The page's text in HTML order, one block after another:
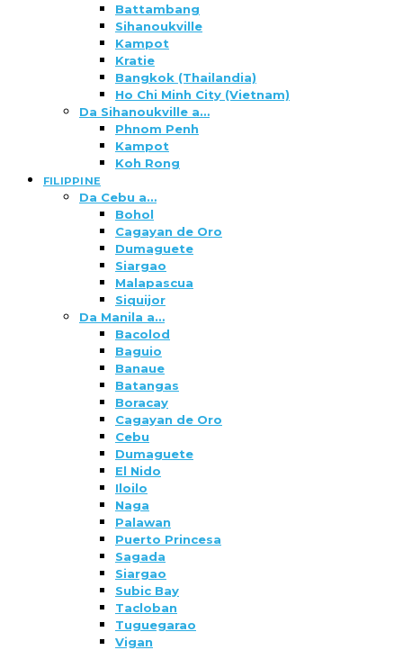
Battambang
Sihanoukville
Kampot
Kratie
Bangkok (Thailandia)
Ho Chi Minh City (Vietnam)
Da Sihanoukville a…
Phnom Penh
Kampot
Koh Rong
FILIPPINE
Da Cebu a…
Bohol
Cagayan de Oro
Dumaguete
Siargao
Malapascua
Siquijor
Da Manila a…
Bacolod
Baguio
Banaue
Batangas
Boracay
Cagayan de Oro
Cebu
Dumaguete
El Nido
Iloilo
Naga
Palawan
Puerto Princesa
Sagada
Siargao
Subic Bay
Tacloban
Tuguegarao
Vigan